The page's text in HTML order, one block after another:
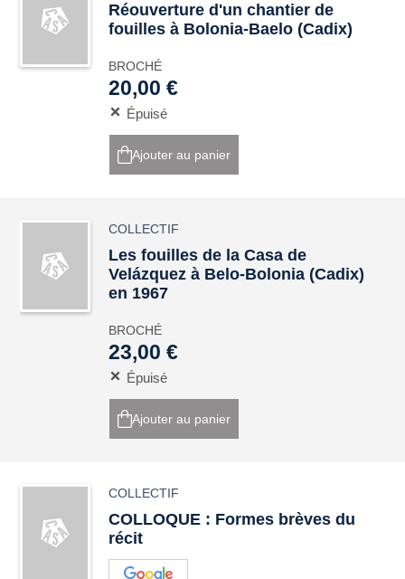
Réouverture d'un chantier de
fouilles à Bolonia-Baelo (Cadix)
BROCHÉ
20,00 €
Épuisé
Ajouter au panier
COLLECTIF
Les fouilles de la Casa de
Velázquez à Belo-Bolonia (Cadix)
en 1967
BROCHÉ
23,00 €
Épuisé
Ajouter au panier
COLLECTIF
COLLOQUE : Formes brèves du
récit